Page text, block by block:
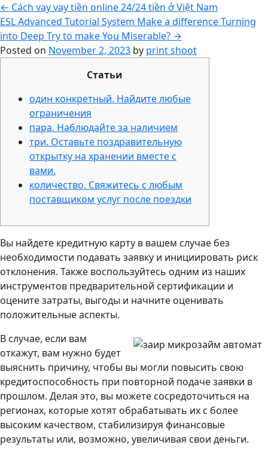
← Cách vay vay tiền online 24/24 tiền ở Việt Nam
ESL Advanced Tutorial System Make a difference Turning
into Deep Try to make You Miserable? →
Posted on November 2, 2023 by print shoot
Статьи
один конкретный. Найдите любые
ограничения
пара. Наблюдайте за наличием
три. Оставьте поздравительную
открытку на хранении вместе с
вами.
количество. Свяжитесь с любым
поставщиком услуг после поездки
Вы найдете кредитную карту в вашем случае без
необходимости подавать заявку и инициировать риск
отклонения. Также воспользуйтесь одним из наших
инструментов предварительной сертификации и
оцените затраты, выгоды и начните оценивать
положительные аспекты.
В случае, если вам
откажут, вам нужно будет
выяснить причину, чтобы вы могли повысить свою
кредитоспособность при повторной подаче заявки в
прошлом. Делая это, вы можете сосредоточиться на
регионах, которые хотят обрабатывать их с более
высоким качеством, стабилизируя финансовые
результаты или, возможно, увеличивая свои деньги.